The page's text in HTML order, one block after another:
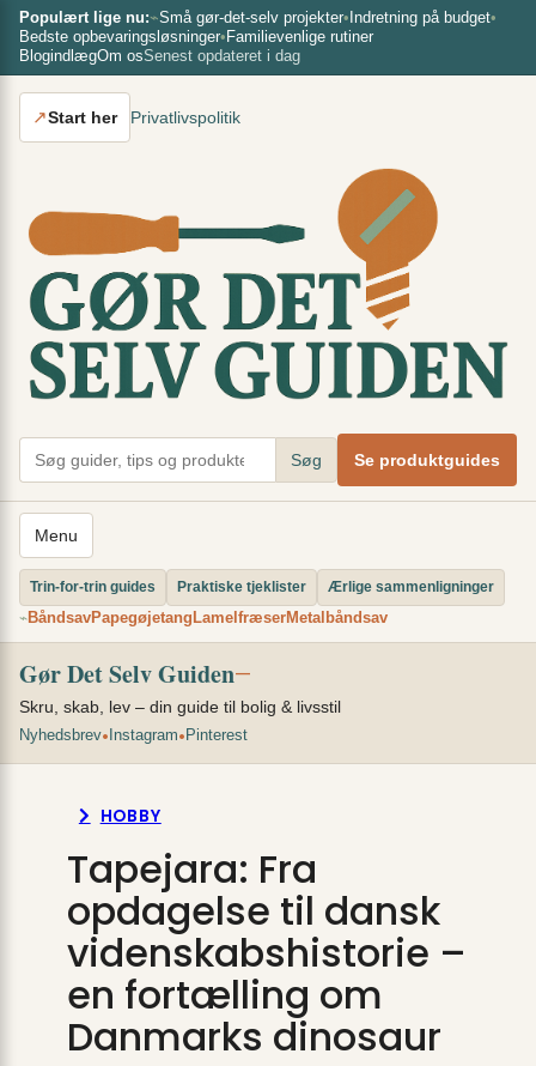
Spring
indhold
Populært lige nu:⌁Små gør-det-selv projekter• Indretning på budget•
Bedste opbevaringsløsninger• Familievenlige rutiner
BlogindlægOm osSenest opdateret i dag
↗Start her Privatlivspolitik
Søg Se produktguides
Menu
Trin-for-trin guides Praktiske tjeklister
Ærlige sammenligninger
⌁BåndsavPapegøjetang LamelfræserMetalbåndsav
Gør Det Selv Guiden—
Skru, skab, lev – din guide til bolig & livsstil
Nyhedsbrev• Instagram• Pinterest
HOBBY
Tapejara: Fra
opdagelse til dansk
videnskabshistorie –
en fortælling om
Danmarks dinosaur